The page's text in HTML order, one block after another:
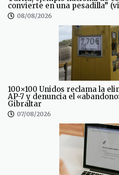
convierte en una pesadilla”
08/08/2026
100×100 Unidos reclama la
AP-7 y denuncia el
Gibraltar
07/08/2026